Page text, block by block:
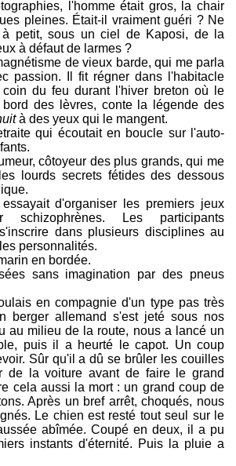
l'homme était gros, la chair
pleines. Était-il vraiment guéri ? Ne
à petit, sous un ciel de Kaposi, de la
à défaut de larmes ?
de vieux barde, qui me parla
passion. Il fit régner dans l'habitacle
du feu durant l'hiver breton où le
des lèvres, conte la légende des
à des yeux qui le mangent.
qui écoutait en boucle sur l'auto-
côtoyeur des plus grands, qui me
lourds secrets fétides des dessous
d'organiser les premiers jeux
schizophrènes. Les participants
dans plusieurs disciplines au
personnalités.
en bordée.
sans imagination par des pneus
en compagnie d'un type pas très
berger allemand s'est jeté sous nos
au milieu de la route, nous a lancé un
puis il a heurté le capot. Un coup
Sûr qu'il a dû se brûler les couilles
de la voiture avant de faire le grand
cela aussi la mort : un grand coup de
Après un bref arrêt, choqués, nous
Le chien est resté tout seul sur le
abîmée. Coupé en deux, il a pu
instants d'éternité. Puis la pluie a